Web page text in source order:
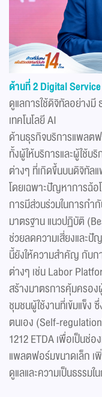
ด้านที่ 2 Digital
ดูแลการใช้ดิจิทัลอย่างมี
เทคโนโลยี AI
ด้านธุรกิจบริการแพลตฟ
ทั้งผู้ให้บริการและผู้ใช้
ต่างๆ ที่เกิดขึ้นบนดิจิทั
โดยเฉพาะปัญหาการฉ้อ
การมีส่วนร่วมในการก
มาตรฐาน แนวปฏิบัติ
ช่วยลดความเสี่ยงและปั
นี้ยังให้ความสำคัญ กับก
ต่างๆ เช่น Labor
สร้างมาตรการคุ้มครอง
ชุมชนผู้ใช้งานที่เข้มแข็ง
ตนเอง (Self-
1212 ETDA เพื่อเป็นช่
แพลตฟอร์มขนาดเล็ก เ
ดูแลและความเป็นธรรม